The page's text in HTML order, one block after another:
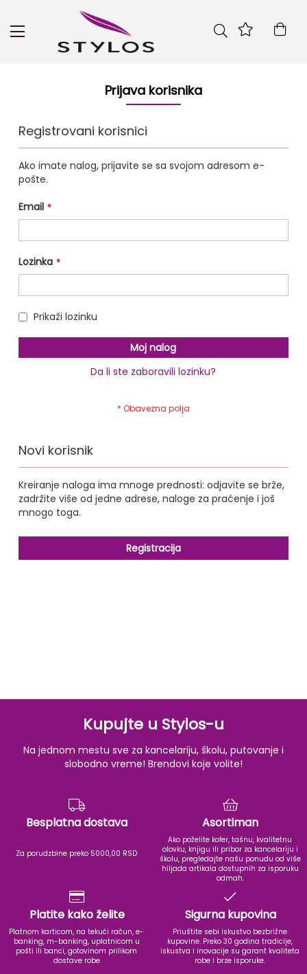
Skip
Prijava korisnika
Registrovani korisnici
Ako imate nalog, prijavite se sa svojom adresom e-
pošte.
Email
Lozinka
Prikaži lozinku
Moj nalog
Da li ste zaboravili lozinku?
Novi korisnik
Kreiranje naloga ima mnoge prednosti: odjavite se brže,
zadržite više od jedne adrese, naloge za praćenje i još
mnogo toga.
Registracija
Kupujte u Stylos-u
Na jednom mestu sve za kancelariju, školu, putovanje i
slobodno vreme! Brendovi koje volite!
Besplatna dostava
Za porudzbine preko 5000,00 RSD
Asortiman
Ako poželite kofer, tašnu, kvalitetnu
olovku, knjigu ili pribor za kancelariju i
školu, pregledajte našu ponudu od više
hiljada artikala dostupnih za isporuku
odmah.
Platite kako želite
Platnom karticom, na tekući račun, e-
banking, m-banking, uplatnicom u
pošti ili banci, gotovinom prilikom
dostave robe
Sigurna kupovina
Priuštite sebi iskustvo bezbrižne
kupovine. Preko 30 godina tradicije,
iskustva i inovacije su garant kvaliteta
robe i brze isporuke.